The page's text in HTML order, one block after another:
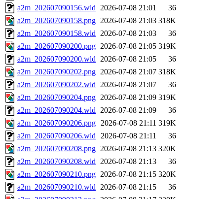
a2m_202607090156.wld 2026-07-08 21:01
36
a2m_202607090158.png 2026-07-08 21:03 318K
a2m_202607090158.wld 2026-07-08 21:03
36
a2m_202607090200.png 2026-07-08 21:05 319K
a2m_202607090200.wld 2026-07-08 21:05
36
a2m_202607090202.png 2026-07-08 21:07 318K
a2m_202607090202.wld 2026-07-08 21:07
36
a2m_202607090204.png 2026-07-08 21:09 319K
a2m_202607090204.wld 2026-07-08 21:09
36
a2m_202607090206.png 2026-07-08 21:11 319K
a2m_202607090206.wld 2026-07-08 21:11
36
a2m_202607090208.png 2026-07-08 21:13 320K
a2m_202607090208.wld 2026-07-08 21:13
36
a2m_202607090210.png 2026-07-08 21:15 320K
a2m_202607090210.wld 2026-07-08 21:15
36